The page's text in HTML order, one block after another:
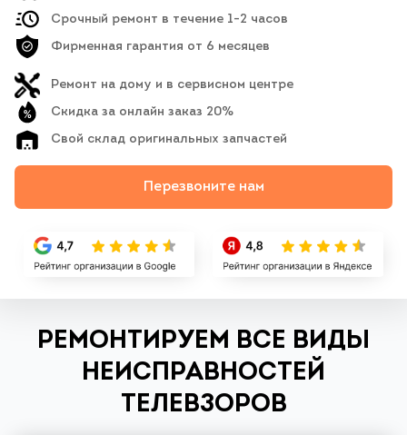
Срочный ремонт в течение 1-2 часов
Фирменная гарантия от 6 месяцев
Ремонт на дому и в сервисном центре
Скидка за онлайн заказ 20%
Свой склад оригинальных запчастей
Перезвоните нам
РЕМОНТИРУЕМ ВСЕ ВИДЫ
НЕИСПРАВНОСТЕЙ
ТЕЛЕВЗОРОВ